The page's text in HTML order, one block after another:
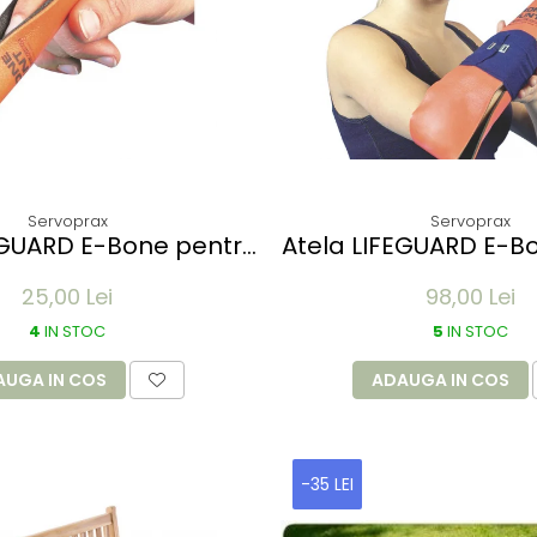
Servoprax
E-Bone pentru
impermeabila,
- 5x11 cm
25,00 Lei
4 IN STOC
IN COS
Servoprax
Atela LIFEGUARD E-
refolosibila,
radio-
100x14 cm
98,00 Lei
5 IN STOC
ADAUGA IN COS
-35 LEI